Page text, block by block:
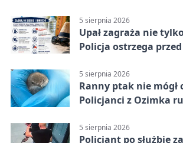
5 sierpnia 2026
Upał zagraża nie
Policja ostrzega
5 sierpnia 2026
Ranny ptak nie mógł
Policjanci z Ozimka
5 sierpnia 2026
Policjant po służbie